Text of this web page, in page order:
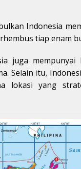
Indonesia
tiap enam
juga mempunyai
Selain itu,
lokasi yang